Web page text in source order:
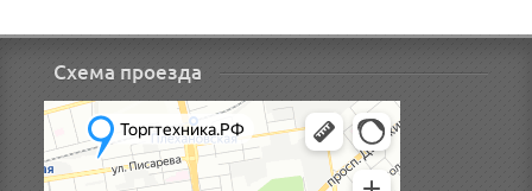
Схема проезда